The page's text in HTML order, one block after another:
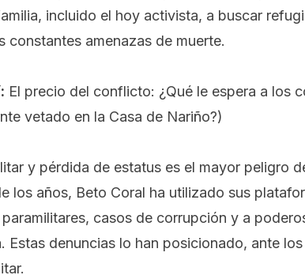
incluido el hoy activista, a buscar
constantes amenazas de muerte.
El precio del conflicto: ¿Qué le espera a los
vetado en la Casa de Nariño?)
y pérdida de estatus es el mayor peligro
los años, Beto Coral ha utilizado sus
casos de corrupción y a
Estas denuncias lo han posicionado, ante